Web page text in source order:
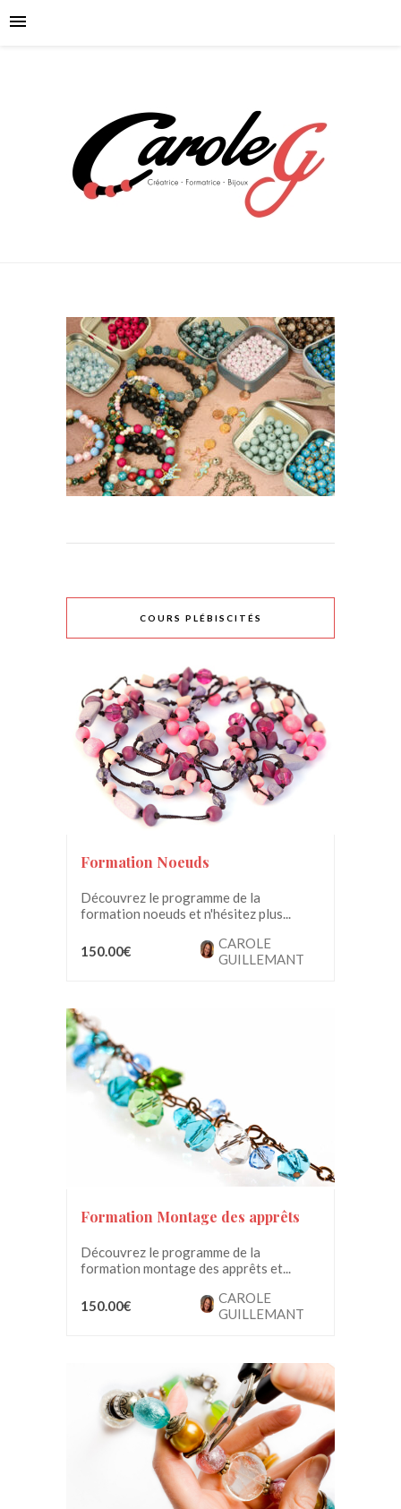
COURS PLÉBISCITÉS
Formation Noeuds
Découvrez le programme de la
formation noeuds et n'hésitez plus...
150.00€
CAROLE
GUILLEMANT
Formation Montage des apprêts
Découvrez le programme de la
formation montage des apprêts et...
150.00€
CAROLE
GUILLEMANT